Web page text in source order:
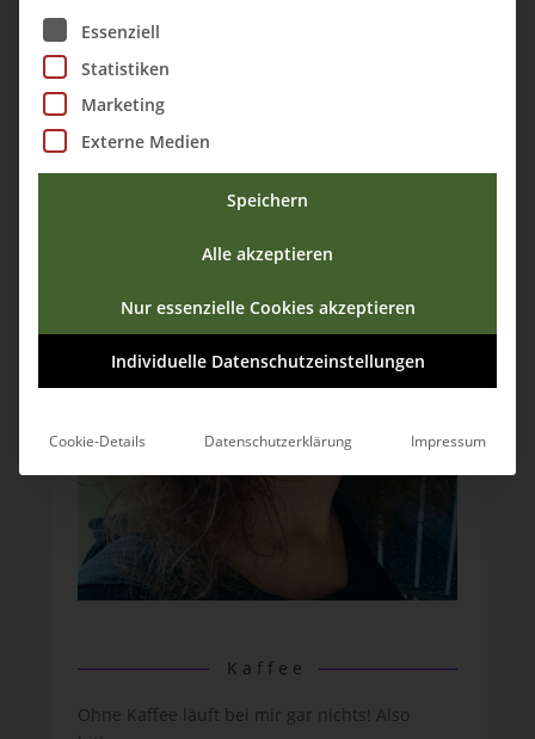
ÜBER MICH
Kaffee
Ohne Kaffee läuft bei mir gar nichts! Also
Es folgt eine Liste der Service-Gruppen, für die eine
Essenziell
Statistiken
Marketing
Externe Medien
Speichern
Alle akzeptieren
Nur essenzielle Cookies akzeptieren
Individuelle Datenschutzeinstellungen
Cookie-Details Datenschutzerklärung Impressum